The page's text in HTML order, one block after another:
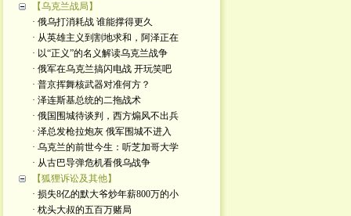
【乌克兰战局】
· 俄乌打消耗战 谁能撑得更久
· 从英雄主义到割地求和，阿泽正在
· 以“正义”的名义解读乌克兰战争
· 俄军在乌克兰搞闪电战 开玩笑吧
· 普京挥舞核武器对准何方？
· 泽连斯基总统的二拖战术
· 俄国围城待谈判，西方煽风不出兵
· 泽总发枪拉炮灰 俄军围城不进入
· 乌克兰的前世今生：听芝加哥大学
· 从古巴导弹危机看俄乌战争
【狐狸诉讼及其他】
· 损失8亿的默大爷炒年薪800万的小
· 枕头大叔的五百万赌局